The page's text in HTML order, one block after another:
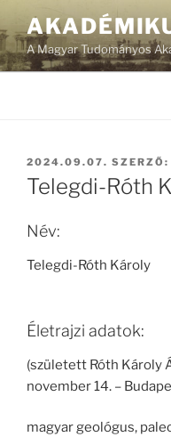
A Magyar Tudományos
BEKÜLDVE:
2024.09.07. SZERZŐ:
Telegdi-Róth
Név:
Telegdi-Róth Károly
Életrajzi adatok:
(született Róth Károly
november 14. –
magyar geológus,